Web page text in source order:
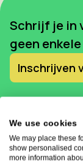
Schrijf je in
geen
Inschrijven
We use cookies
We may place these
show personalised
more information